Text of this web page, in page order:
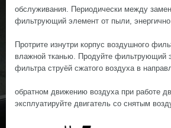
обслуживания. Периодически между
фильтрующий элемент от пыли, энергично
Протрите изнутри корпус воздушного
влажной тканью. Продуйте фильтрующий
фильтра струёй сжатого воздуха в
обратном движению воздуха при работе
эксплуатируйте двигатель со снятым